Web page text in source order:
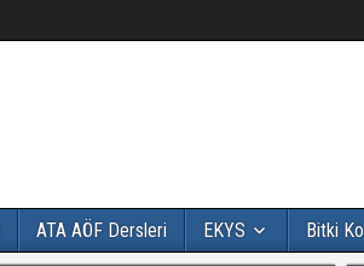
ATA AÖF Dersleri EKYS Bitki